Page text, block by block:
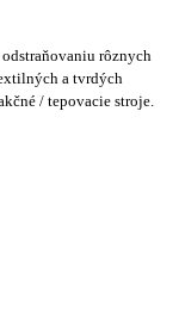
rôznych
a tvrdých
/ tepovacie stroje.